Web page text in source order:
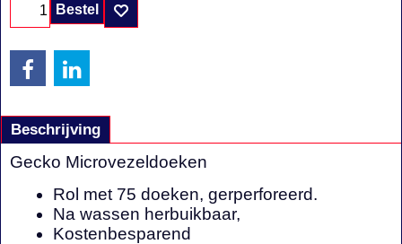
Bestel
Beschrijving
Gecko Microvezeldoeken
Rol met 75 doeken, gerperforeerd.
Na wassen herbuikbaar,
Kostenbesparend